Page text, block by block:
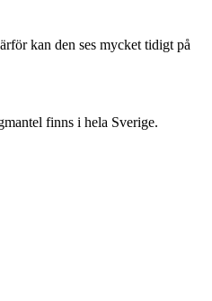
kan den ses mycket tidigt på
finns i hela Sverige.